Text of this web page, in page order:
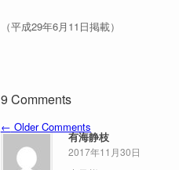
（平成29年6月11日掲載）
9 Comments
← Older Comments
有海静枝
2017年11月30日